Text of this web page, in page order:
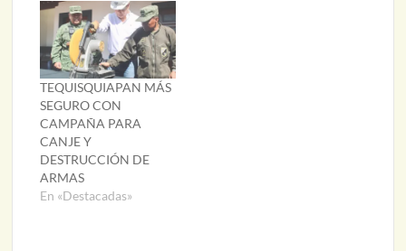
TEQUISQUIAPAN MÁS
SEGURO CON
CAMPAÑA PARA
CANJE Y
DESTRUCCIÓN DE
ARMAS
En «Destacadas»